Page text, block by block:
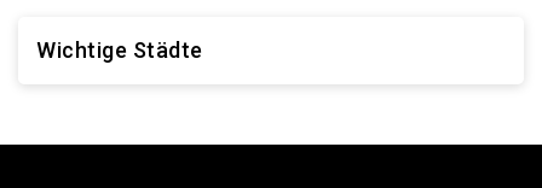
Wichtige Städte